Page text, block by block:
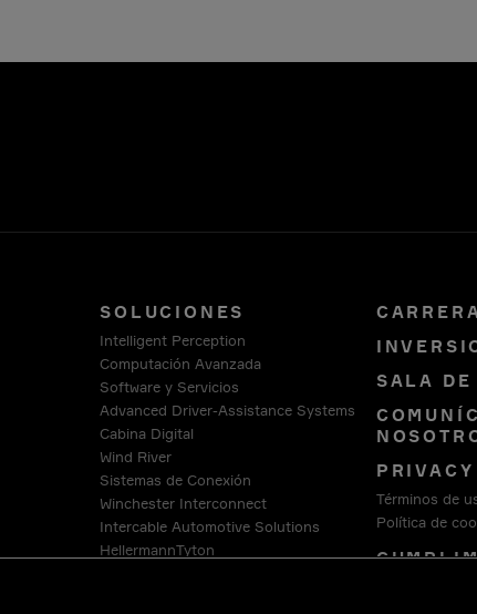
SOLUCIONES
Intelligent Perception
Computación Avanzada
Software y Servicios
Advanced Driver-Assistance Systems
Cabina Digital
Wind River
Sistemas de Conexión
Winchester Interconnect
Intercable Automotive Solutions
HellermannTyton
SALA
Términos de
Política de